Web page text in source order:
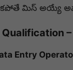
మిస్ అయ్యే
Entry